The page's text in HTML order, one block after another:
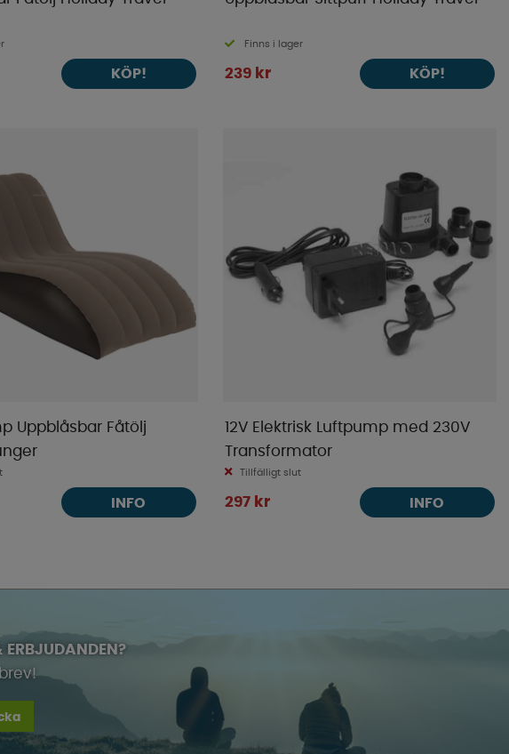
KÖP!
Finns i lager
239 kr KÖP!
Uppblåsbar Fåtölj
INFO
12V Elektrisk Luftpump med 230V
Transformator
Tillfälligt slut
297 kr INFO
ERBJUDANDEN?